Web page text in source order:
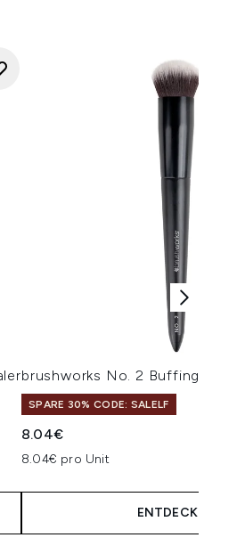
brushworks No. 2 Buffing
SPARE 30% CODE: SALELF
8.04€
8.04€ pro Unit
ENTDECKEN